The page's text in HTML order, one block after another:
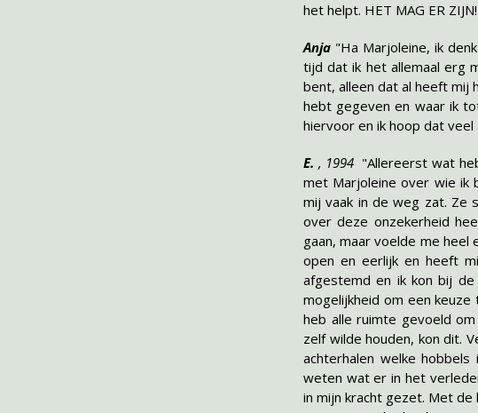
het helpt. HET MAG ER
Anja "Ha Marjoleine, ik
tijd dat ik het allemaal erg
bent, alleen dat al heeft mij
hebt gegeven en waar ik
hiervoor en ik hoop dat
E. , 1994 "Allereerst wat
met Marjoleine over wie ik
mij vaak in de weg zat. Ze
over deze onzekerheid
gaan, maar voelde me heel
open en eerlijk en heeft
afgestemd en ik kon bij
mogelijkheid om een
heb alle ruimte gevoeld
zelf wilde houden, kon dit.
achterhalen welke
weten wat er in het
in mijn kracht gezet. Met